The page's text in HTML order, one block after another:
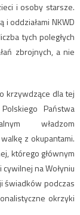
i osoby starsze.
oddziałami NKWD
tych poległych
zbrojnych, a nie
krzywdzące dla tej
Państwa
władzom
z okupantami.
którego głównym
na Wołyniu
świadków podczas
okrzyki